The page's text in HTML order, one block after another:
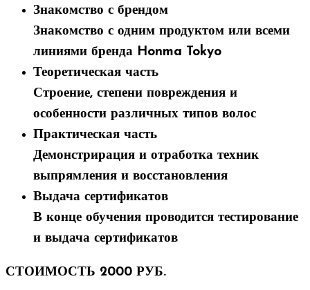
Знакомство с брендом
Знакомство с одним продуктом или всеми
линиями бренда Honma Tokyo
Теоретическая часть
Строение, степени повреждения и
особенности различных типов волос
Практическая часть
Демонстрирация и отработка техник
выпрямления и восстановления
Выдача сертификатов
В конце обучения проводится тестирование
и выдача сертификатов
СТОИМОСТЬ 2000 РУБ.